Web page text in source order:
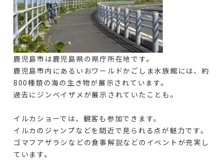
鹿児島市は鹿児島県の県庁所在地です。
鹿児島市内にあるいおワールドかごしま水族館には、約
800種類の海の生き物が展示されています。
過去にジンベイザメが展示されていたことも。
イルカショーでは、観客も参加できます。
イルカのジャンプなどを間近で見られる点が魅力です。
ゴマフアザラシなどの食事解説などのイベントが充実し
ています。